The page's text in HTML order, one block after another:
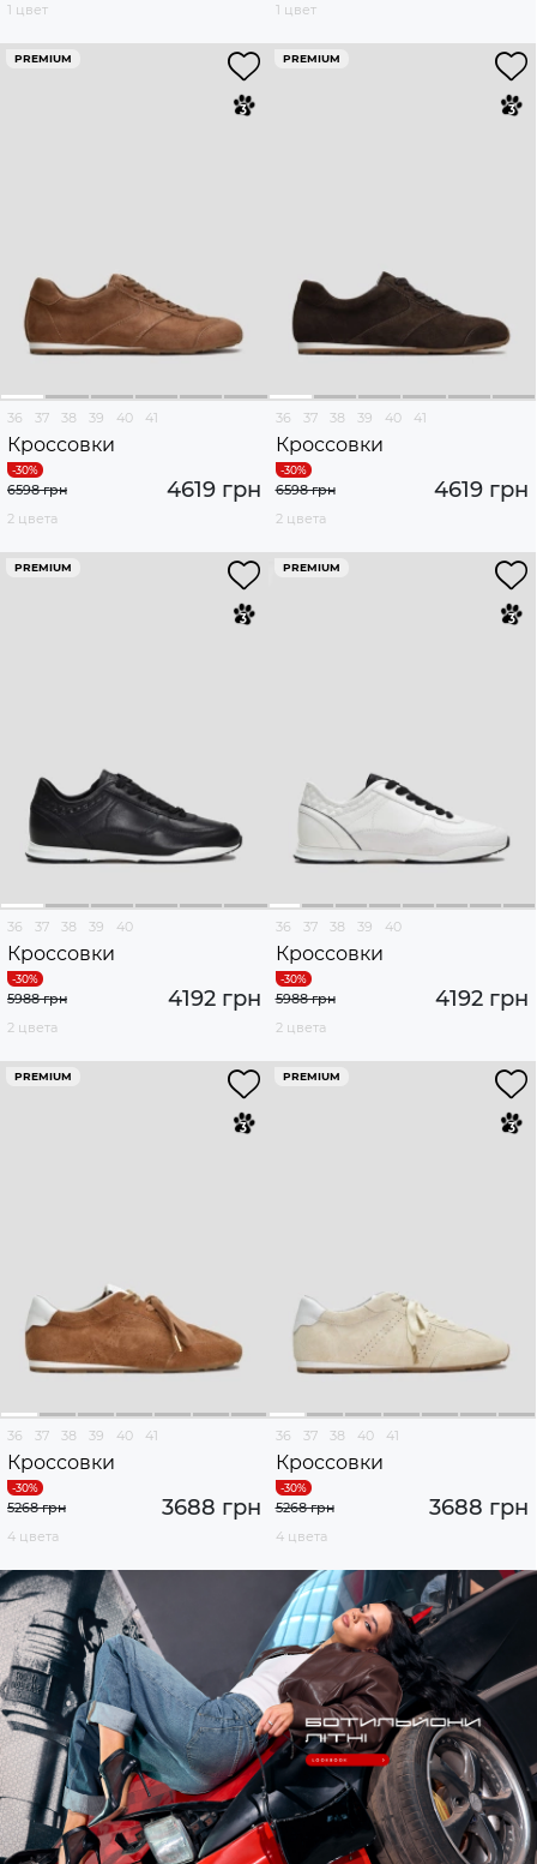
1 цвет
1 цвет
PREMIUM
36 37 38 39 40 41
Кроссовки
4619 грн
6598 грн
2 цвета
PREMIUM
36 37 38 39 40 41
Кроссовки
4619 грн
6598 грн
2 цвета
PREMIUM
36 37 38 39 40
Кроссовки
4192 грн
5988 грн
2 цвета
PREMIUM
36 37 38 39 40
Кроссовки
4192 грн
5988 грн
2 цвета
PREMIUM
36 37 38 39 40 41
Кроссовки
3688 грн
5268 грн
4 цвета
PREMIUM
36 37 38 40 41
Кроссовки
3688 грн
5268 грн
4 цвета